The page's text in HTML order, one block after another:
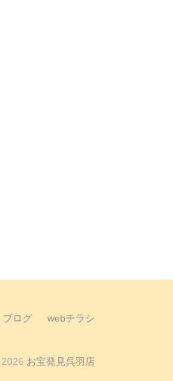
ブログ webチラシ
お宝発見呉羽店